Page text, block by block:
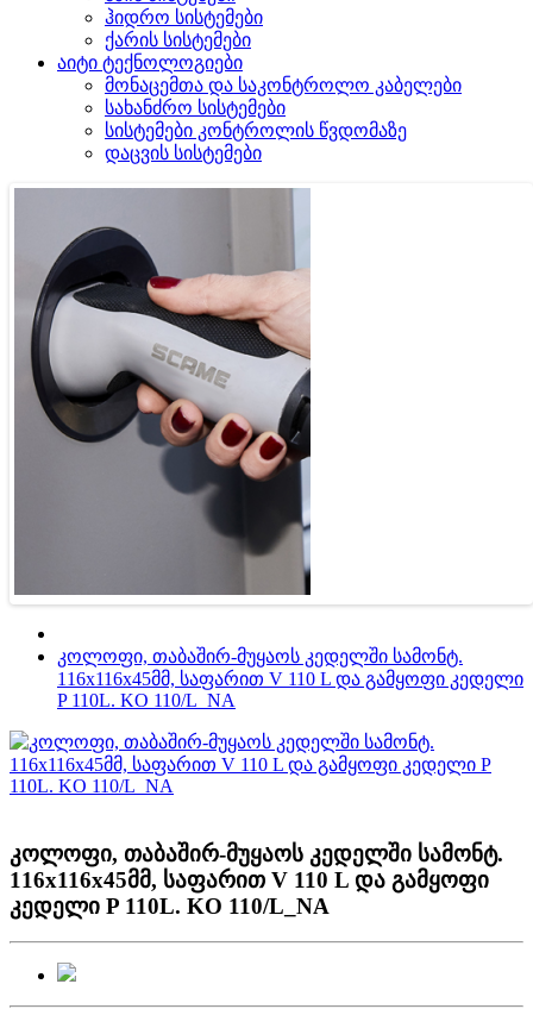
ჰიდრო სისტემები
ქარის სისტემები
აიტი ტექნოლოგიები
მონაცემთა და საკონტროლო კაბელები
სახანძრო სისტემები
სისტემები კონტროლის წვდომაზე
დაცვის სისტემები
კოლოფი, თაბაშირ-მუყაოს კედელში სამონტ.
116x116x45მმ, საფარით V 110 L და გამყოფი კედელი
P 110L. KO 110/L_NA
კოლოფი, თაბაშირ-მუყაოს კედელში სამონტ.
116x116x45მმ, საფარით V 110 L და გამყოფი
კედელი P 110L. KO 110/L_NA